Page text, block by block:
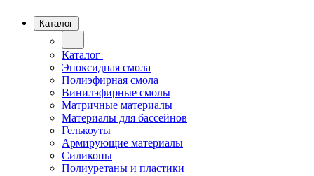
Каталог
Каталог
Эпоксидная смола
Полиэфирная смола
Винилэфирные смолы
Матричные материалы
Материалы для бассейнов
Гелькоуты
Армирующие материалы
Силиконы
Полиуретаны и пластики